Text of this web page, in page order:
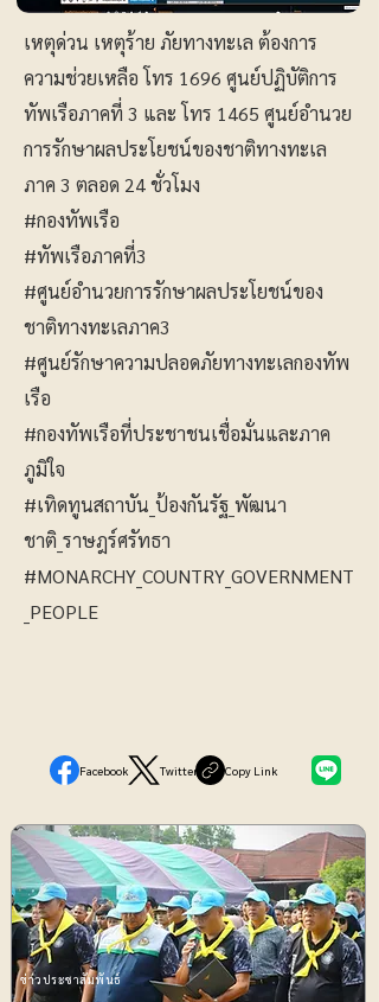
เหตุด่วน เหตุร้าย ภัยทางทะเล ต้องการ
ความช่วยเหลือ โทร 1696 ศูนย์ปฏิบัติการ
ทัพเรือภาคที่ 3 และ โทร 1465 ศูนย์อำนวย
การรักษาผลประโยชน์ของชาติทางทะเล
ภาค 3 ตลอด 24 ชั่วโมง
#กองทัพเรือ
#ทัพเรือภาคที่3
#ศูนย์อำนวยการรักษาผลประโยชน์ของ
ชาติทางทะเลภาค3
#ศูนย์รักษาความปลอดภัยทางทะเลกองทัพ
เรือ
#กองทัพเรือที่ประชาชนเชื่อมั่นและภาค
ภูมิใจ
#เทิดทูนสถาบัน_ป้องกันรัฐ_พัฒนา
ชาติ_ราษฎร์ศรัทธา
#MONARCHY_COUNTRY_GOVERNMENT
_PEOPLE
Facebook Twitter Copy Link
ข่าวประชาสัมพันธ์